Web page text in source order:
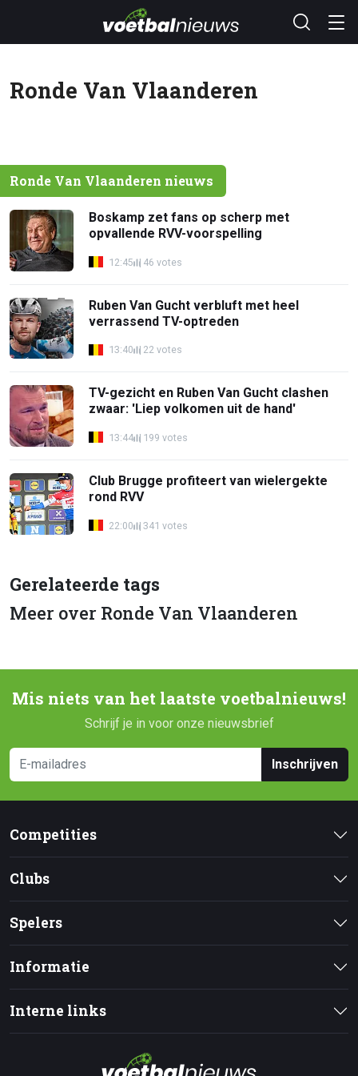
Ronde Van Vlaanderen
Ronde Van Vlaanderen nieuws
Boskamp zet fans op scherp met
opvallende RVV-voorspelling
12:45 46 votes
Ruben Van Gucht verbluft met heel
verrassend TV-optreden
13:40 22 votes
TV-gezicht en Ruben Van Gucht clashen
zwaar: 'Liep volkomen uit de hand'
13:44 199 votes
Club Brugge profiteert van wielergekte
rond RVV
22:00 341 votes
Gerelateerde tags
Meer over Ronde Van Vlaanderen
Mis niets van het laatste voetbalnieuws!
Schrijf je in voor onze nieuwsbrief
Inschrijven
Competities
Clubs
Spelers
Informatie
Interne links